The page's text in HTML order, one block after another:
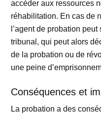
accéder aux ressources
réhabilitation. En cas de
l’agent de probation
tribunal, qui peut alors
de la probation ou de
une peine
Conséquences et
La probation a des